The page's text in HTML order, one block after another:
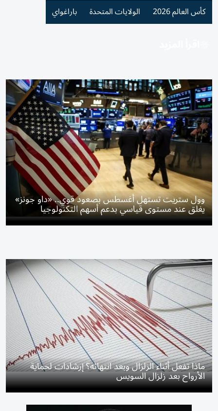
كأس العالم 2026 الولايات المتحدة باراغواي
وول ستريت تستهل أغسطس بصعود قوي.. «داو جونز»
يغلق عند مستوى قياسي بدعم أسهم التكنولوجيا
ماذا تفعل أثناء الزلزال وبعد انتهائه؟ إرشادات لحماية
الأرواح بعد زلزال السويس